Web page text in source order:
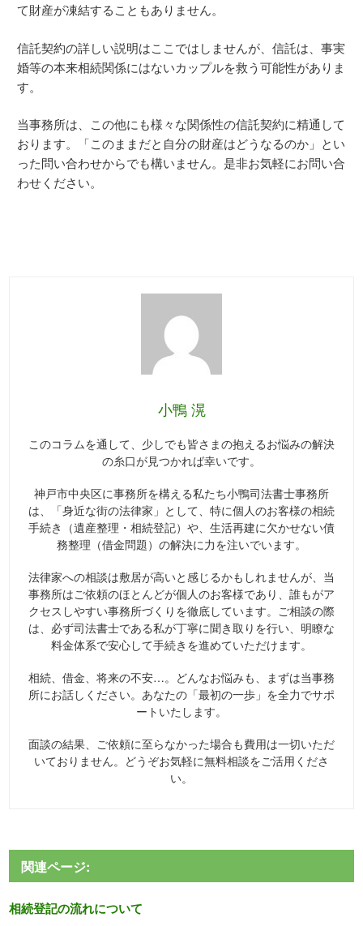
て財産が凍結することもありません。
信託契約の詳しい説明はここではしませんが、信託は、事実
婚等の本来相続関係にはないカップルを救う可能性がありま
す。
当事務所は、この他にも様々な関係性の信託契約に精通して
おります。「このままだと自分の財産はどうなるのか」とい
った問い合わせからでも構いません。是非お気軽にお問い合
わせください。
小鴨 滉
このコラムを通して、少しでも皆さまの抱えるお悩みの解決
の糸口が見つかれば幸いです。
神戸市中央区に事務所を構える私たち小鴨司法書士事務所
は、「身近な街の法律家」として、特に個人のお客様の相続
手続き（遺産整理・相続登記）や、生活再建に欠かせない債
務整理（借金問題）の解決に力を注いでいます。
法律家への相談は敷居が高いと感じるかもしれませんが、当
事務所はご依頼のほとんどが個人のお客様であり、誰もがア
クセスしやすい事務所づくりを徹底しています。ご相談の際
は、必ず司法書士である私が丁寧に聞き取りを行い、明瞭な
料金体系で安心して手続きを進めていただけます。
相続、借金、将来の不安…。どんなお悩みも、まずは当事務
所にお話しください。あなたの「最初の一歩」を全力でサポ
ートいたします。
面談の結果、ご依頼に至らなかった場合も費用は一切いただ
いておりません。どうぞお気軽に無料相談をご活用くださ
い。
関連ページ:
相続登記の流れについて